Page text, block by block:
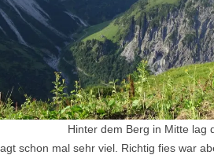
Hinter dem Berg in Mitte lag
schon mal sehr viel. Richtig fies war